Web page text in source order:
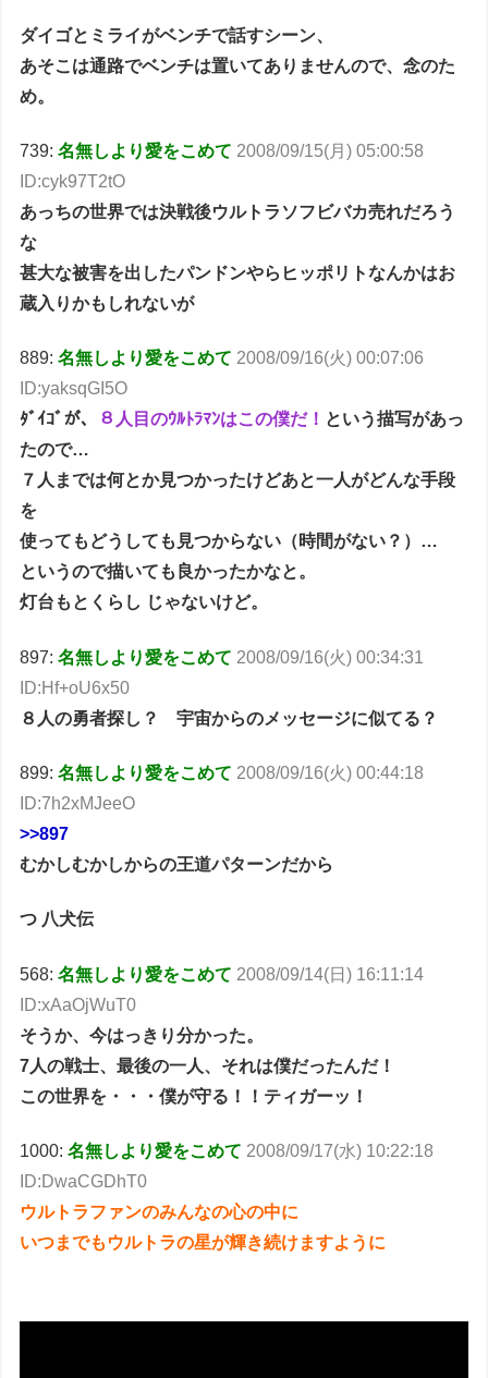
ダイゴとミライがベンチで話すシーン、
あそこは通路でベンチは置いてありませんので、念のた
め。
739:名無しより愛をこめて 2008/09/15(月) 05:00:58
ID:cyk97T2tO
あっちの世界では決戦後ウルトラソフビバカ売れだろう
な
甚大な被害を出したパンドンやらヒッポリトなんかはお
蔵入りかもしれないが
889:名無しより愛をこめて 2008/09/16(火) 00:07:06
ID:yaksqGI5O
ﾀﾞｲｺﾞが、
８人目のｳﾙﾄﾗﾏﾝはこの僕だ！ という描写があっ
たので…
７人までは何とか見つかったけどあと一人がどんな手段
を
使ってもどうしても見つからない（時間がない？）…
というので描いても良かったかなと。
灯台もとくらし じゃないけど。
897:名無しより愛をこめて 2008/09/16(火) 00:34:31
ID:Hf+oU6x50
８人の勇者探し？ 宇宙からのメッセージに似てる？
899:名無しより愛をこめて 2008/09/16(火) 00:44:18
ID:7h2xMJeeO
>>897
むかしむかしからの王道パターンだから
つ 八犬伝
568:名無しより愛をこめて 2008/09/14(日) 16:11:14
ID:xAaOjWuT0
そうか、今はっきり分かった。
7人の戦士、最後の一人、それは僕だったんだ！
この世界を・・・僕が守る！！ティガーッ！
1000:名無しより愛をこめて 2008/09/17(水) 10:22:18
ID:DwaCGDhT0
ウルトラファンのみんなの心の中に
いつまでもウルトラの星が輝き続けますように